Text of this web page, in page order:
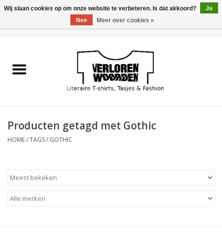
Heren
Tasjes
Producten getagd met Gothic
HOME/TAGS/ GOTHIC
Wij slaan cookies op om onze website te verbeteren. Is dat akkoord?
Ja
Nee
Meer over cookies »